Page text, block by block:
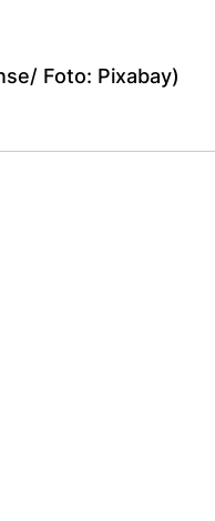
Foto: Pixabay)